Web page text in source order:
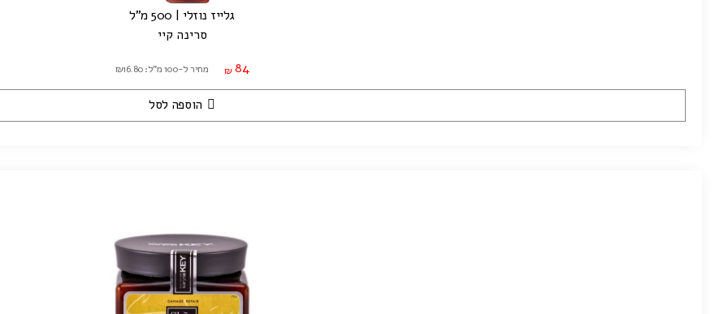
גלייז נוזלי | 500 מ"ל
סרינה קיי
₪ 84 מחיר ל-100 מ"ל: ₪16.80
הוספה לסל